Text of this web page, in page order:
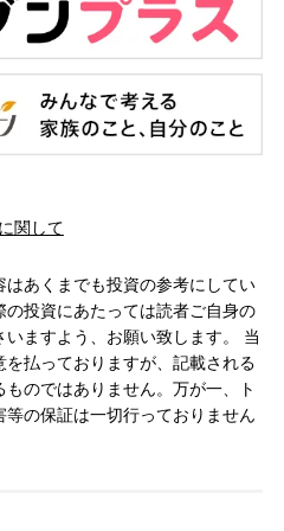
関して
あくまでも投資の参考にしてい
投資にあたっては読者ご自身の
ますよう、お願い致します。 当
払っておりますが、記載される
のではありません。万が一、ト
の保証は一切行っておりません